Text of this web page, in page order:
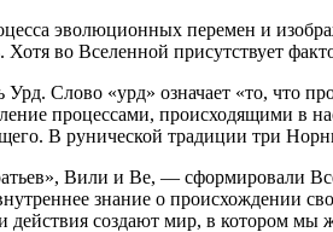
эволюционных перемен и
Хотя во Вселенной присутствует
Слово «урд» означает «то, что
процессами, происходящими в
В рунической традиции три
Вили и Be, — сформировали
знание о происхождении
действия создают мир, в котором